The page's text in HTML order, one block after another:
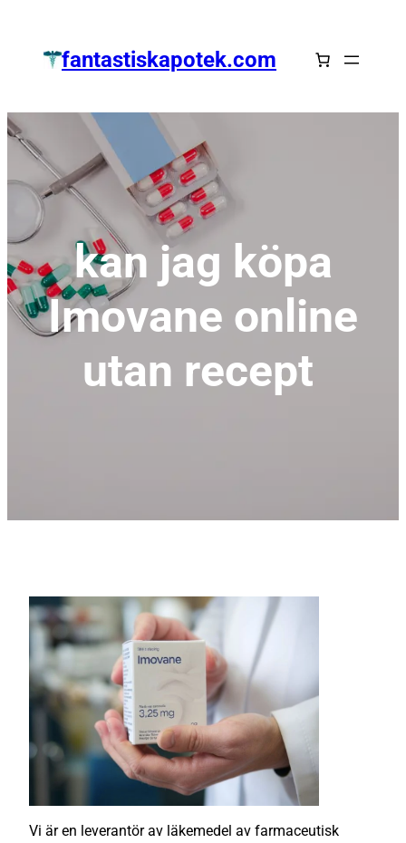
springenfantastiskapotek.com
kan jag köpa
Imovane online
utan recept
Vi är en leverantör av läkemedel av farmaceutisk